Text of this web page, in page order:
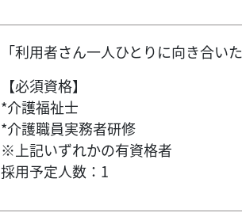
「利用者さん一人ひとりに向き合い
【必須資格】
*介護福祉士
*介護職員実務者研修
※上記いずれかの有資格者
採用予定人数：1